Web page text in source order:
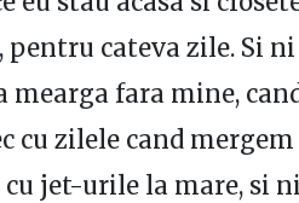
cateva zile. Si ni
mearga fara mine,
cu zilele cand mergem
jet-urile la mare, si